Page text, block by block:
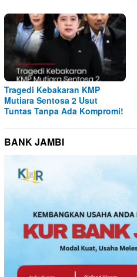
Tragedi Kebakaran KMP
Mutiara Sentosa 2 Usut
Tuntas Tanpa Ada Kompromi!
BANK JAMBI